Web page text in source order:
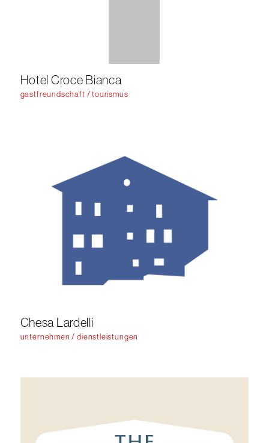
Hotel Croce Bianca
gastfreundschaft / tourismus
Chesa Lardelli
unternehmen / dienstleistungen